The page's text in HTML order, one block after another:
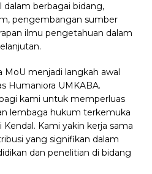
dalam berbagai bidang,
pengembangan sumber
ilmu pengetahuan dalam
menjadi langkah awal
Humaniora UMKABA.
kami untuk memperluas
lembaga hukum terkemuka
Kami yakin kerja sama
yang signifikan dalam
dan penelitian di bidang